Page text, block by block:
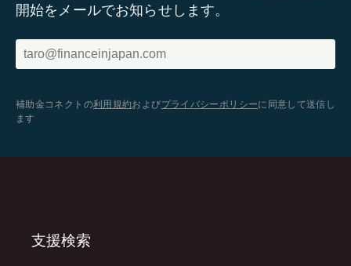
開始をメールでお知らせします。
補助金コネクトの利用規約およびプライバシーポリシーに同意して送信し
ます
支援検索